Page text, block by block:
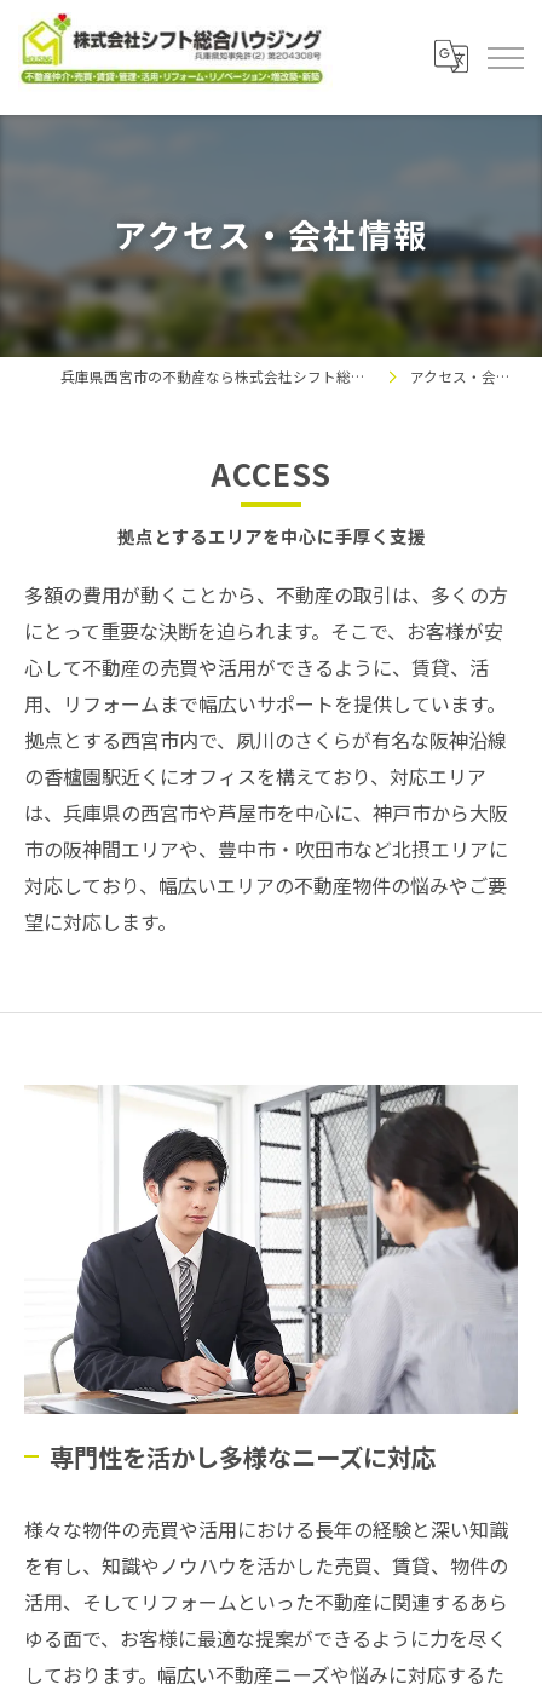
アクセス・会社情報
兵庫県西宮市の不動産なら株式会社シフト総合ハウジング アクセス・会社情報
拠点とするエリアを中心に手厚く支援
ACCESS
多額の費用が動くことから、不動産の取引は、多くの方
にとって重要な決断を迫られます。そこで、お客様が安
心して不動産の売買や活用ができるように、賃貸、活
用、リフォームまで幅広いサポートを提供しています。
拠点とする西宮市内で、夙川のさくらが有名な阪神沿線
の香櫨園駅近くにオフィスを構えており、対応エリア
は、兵庫県の西宮市や芦屋市を中心に、神戸市から大阪
市の阪神間エリアや、豊中市・吹田市など北摂エリアに
対応しており、幅広いエリアの不動産物件の悩みやご要
望に対応します。
専門性を活かし多様なニーズに対応
様々な物件の売買や活用における長年の経験と深い知識
を有し、知識やノウハウを活かした売買、賃貸、物件の
活用、そしてリフォームといった不動産に関連するあら
ゆる面で、お客様に最適な提案ができるように力を尽く
しております。幅広い不動産ニーズや悩みに対応するた